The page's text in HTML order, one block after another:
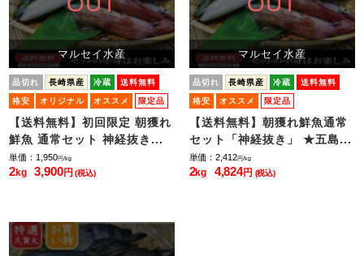
マルセイ水産
品切れ 長崎県産 冷蔵 送料無料
格安 オリジナル オススメ 限定品
【送料無料】初回限定 朝獲れ
鮮魚 通常セット 神経抜き...
単価：1,950円/kg
2kg 3,900円(税込)
マルセイ水産
品切れ 長崎県産 冷蔵 送料無料
格安 オススメ 限定品
【送料無料】朝獲れ鮮魚通常
セット「神経抜き」 ★五島...
単価：2,412円/kg
2kg 4,824円 (税込)